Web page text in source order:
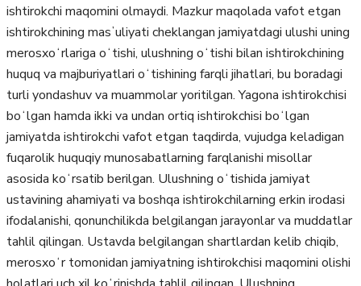
ishtirokchi maqomini olmaydi. Mazkur maqolada vafot etgan
ishtirokchining masʼuliyati cheklangan jamiyatdagi ulushi uning
merosxoʻrlariga oʻtishi, ulushning oʻtishi bilan ishtirokchining
huquq va majburiyatlari oʻtishining farqli jihatlari, bu boradagi
turli yondashuv va muammolar yoritilgan. Yagona ishtirokchisi
boʻlgan hamda ikki va undan ortiq ishtirokchisi boʻlgan
jamiyatda ishtirokchi vafot etgan taqdirda, vujudga keladigan
fuqarolik huquqiy munosabatlarning farqlanishi misollar
asosida koʻrsatib berilgan. Ulushning oʻtishida jamiyat
ustavining ahamiyati va boshqa ishtirokchilarning erkin irodasi
ifodalanishi, qonunchilikda belgilangan jarayonlar va muddatlar
tahlil qilingan. Ustavda belgilangan shartlardan kelib chiqib,
merosxoʻr tomonidan jamiyatning ishtirokchisi maqomini olishi